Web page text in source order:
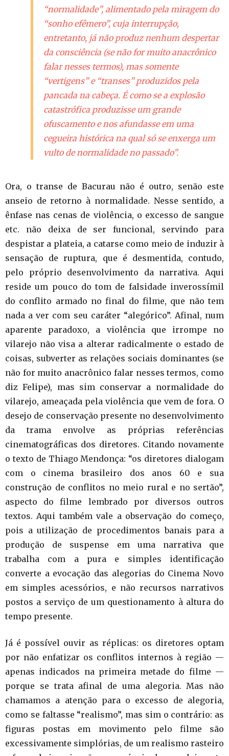
“normalidade”, alimentado pela miragem do
“sonho efêmero”, cuja interrupção,
entretanto, já não produz nenhum despertar
da consciência (se não for muito anacrônico
falar nesses termos), mas somente
“vertigens” e “transes” produzidos pela
pancada na cabeça. É como se a explosão
catastrófica produzisse um grande
ofuscamento e nos afundasse em uma
cegueira histórica na qual só se enxerga um
vulto de normalidade no passado”.
Ora, o transe de Bacurau não é outro, senão este
anseio de retorno à normalidade. Nesse sentido, a
ênfase nas cenas de violência, o excesso de sangue
etc. não deixa de ser funcional, servindo para
despistar a plateia, a catarse como meio de induzir à
sensação de ruptura, que é desmentida, contudo,
pelo próprio desenvolvimento da narrativa. Aqui
reside um pouco do tom de falsidade inverossímil
do conflito armado no final do filme, que não tem
nada a ver com seu caráter “alegórico”. Afinal, num
aparente paradoxo, a violência que irrompe no
vilarejo não visa a alterar radicalmente o estado de
coisas, subverter as relações sociais dominantes (se
não for muito anacrônico falar nesses termos, como
diz Felipe), mas sim conservar a normalidade do
vilarejo, ameaçada pela violência que vem de fora. O
desejo de conservação presente no desenvolvimento
da trama envolve as próprias referências
cinematográficas dos diretores. Citando novamente
o texto de Thiago Mendonça: “os diretores dialogam
com o cinema brasileiro dos anos 60 e sua
construção de conflitos no meio rural e no sertão”,
aspecto do filme lembrado por diversos outros
textos. Aqui também vale a observação do começo,
pois a utilização de procedimentos banais para a
produção de suspense em uma narrativa que
trabalha com a pura e simples identificação
converte a evocação das alegorias do Cinema Novo
em simples acessórios, e não recursos narrativos
postos a serviço de um questionamento à altura do
tempo presente.
Já é possível ouvir as réplicas: os diretores optam
por não enfatizar os conflitos internos à região —
apenas indicados na primeira metade do filme —
porque se trata afinal de uma alegoria. Mas não
chamamos a atenção para o excesso de alegoria,
como se faltasse “realismo”, mas sim o contrário: as
figuras postas em movimento pelo filme são
excessivamente simplórias, de um realismo rasteiro